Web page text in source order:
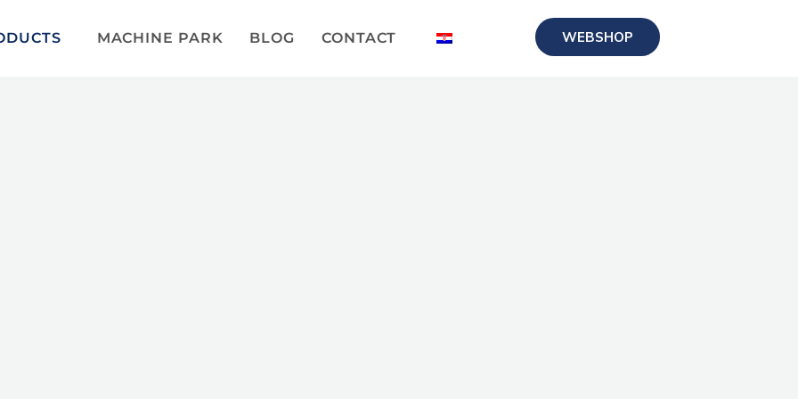
MACHINE PARK BLOG CONTACT WEBSHOP